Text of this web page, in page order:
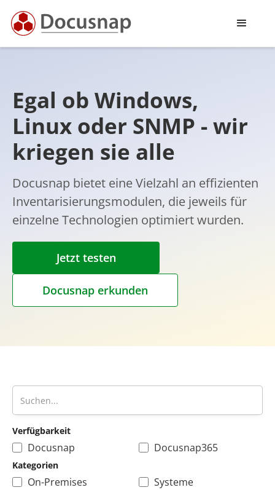
Egal ob Windows,
Linux oder SNMP - wir
kriegen sie alle
Docusnap bietet eine Vielzahl an effizienten
Inventarisierungsmodulen, die jeweils für
einzelne Technologien optimiert wurden.
Jetzt testen
Docusnap erkunden
Verfügbarkeit
Docusnap Docusnap365
Kategorien
On-Premises
Systeme